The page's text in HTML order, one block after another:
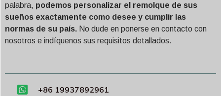
palabra, podemos personalizar el remolque de sus
sueños exactamente como desee y cumplir las
normas de su país. No dude en ponerse en contacto con
nosotros e indíquenos sus requisitos detallados.
+86 19937892961